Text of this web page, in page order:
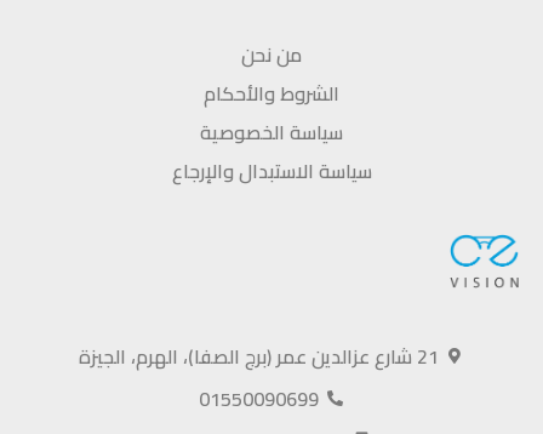
من نحن
الشروط والأحكام
سياسة الخصوصية
سياسة الاستبدال والإرجاع
21 شارع عزالدين عمر (برج الصفا)، الهرم، الجيزة
01550090699